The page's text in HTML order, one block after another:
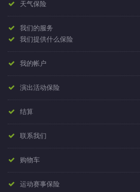
天气保险
我们的服务
我们提供什么保险
我的帐户
演出活动保险
结算
联系我们
购物车
运动赛事保险